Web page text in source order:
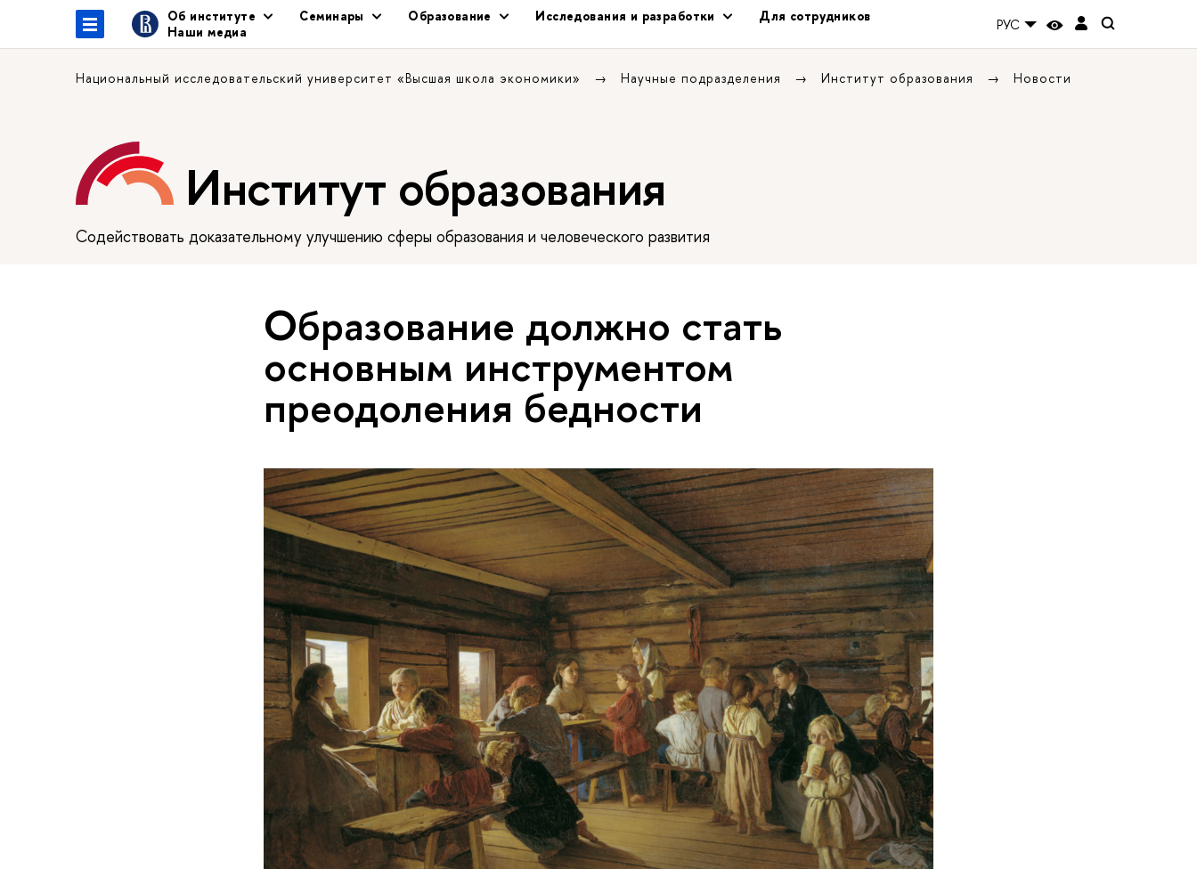
Об институте Семинары Образование Исследования и разработки
Для сотрудников
Наши медиа
РУС
Национальный исследовательский университет «Высшая школа экономики» Научные подразделения Институт образования Новости
Институт образования
Содействовать доказательному улучшению сферы образования и человеческого развития
Образование должно стать
основным инструментом
преодоления бедности